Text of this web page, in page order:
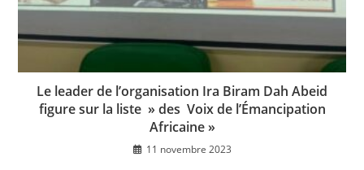
Le leader de l’organisation Ira Biram Dah Abeid
figure sur la liste » des Voix de l’Émancipation
Africaine »
11 novembre 2023